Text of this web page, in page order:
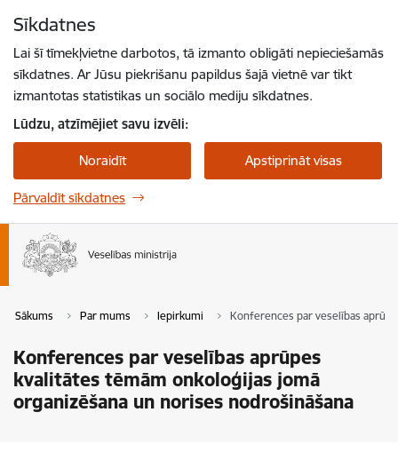
Sīkdatnes
Lai šī tīmekļvietne darbotos, tā izmanto obligāti nepieciešamās
sīkdatnes. Ar Jūsu piekrišanu papildus šajā vietnē var tikt
izmantotas statistikas un sociālo mediju sīkdatnes.
Lūdzu, atzīmējiet savu izvēli:
Noraidīt Apstiprināt visas
Pārvaldīt sīkdatnes
Sākums Par mums Iepirkumi Konferences par veselības
Konferences par veselības aprūpes
kvalitātes tēmām onkoloģijas jomā
organizēšana un norises nodrošināšana